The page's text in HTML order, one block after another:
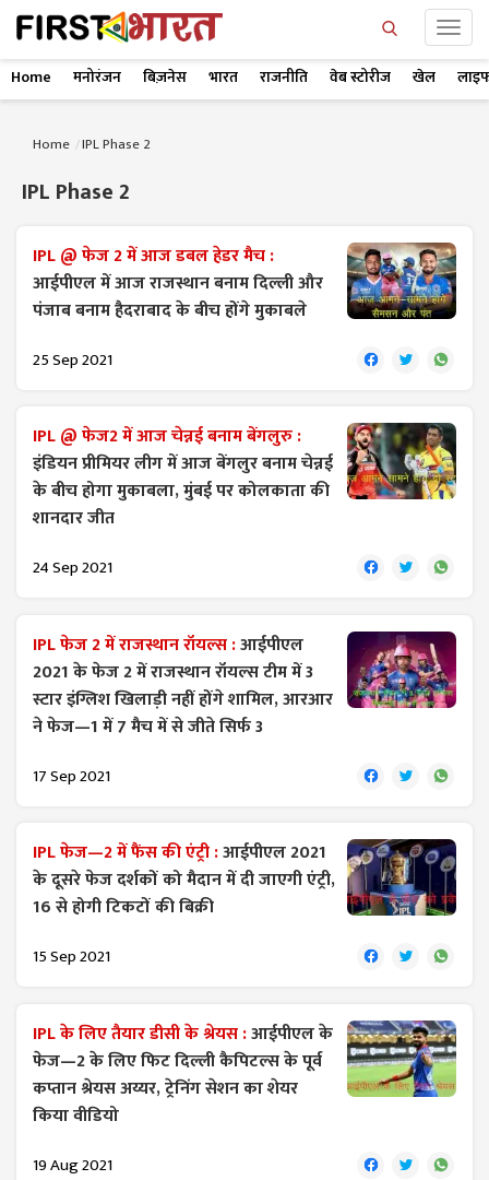
Home मनोरंजन बिज़नेस भारत राजनीति वेब स्टोरीज खेल
Home IPL Phase 2
IPL Phase 2
IPL @ फेज 2 में आज डबल हेडर मैच :
आईपीएल में आज राजस्थान बनाम दिल्ली और
पंजाब बनाम हैदराबाद के बीच होंगे मुकाबले
25 Sep 2021
IPL @ फेज2 में आज चेन्नई बनाम बेंगलुरु :
इंडियन प्रीमियर लीग में आज बेंगलुर बनाम चेन्नई
के बीच होगा मुकाबला, मुंबई पर कोलकाता की
शानदार जीत
24 Sep 2021
IPL फेज 2 में राजस्थान रॉयल्स :आईपीएल
2021 के फेज 2 में राजस्थान रॉयल्स टीम में 3
स्टार इंग्लिश खिलाड़ी नहीं होंगे शामिल, आरआर
ने फेज—1 में 7 मैच में से जीते सिर्फ 3
17 Sep 2021
IPL फेज—2 में फैंस की एंट्री :आईपीएल 2021
के दूसरे फेज दर्शकों को मैदान में दी जाएगी एंट्री,
16 से होगी टिकटों की बिक्री
15 Sep 2021
IPL के लिए तैयार डीसी के श्रेयस :आईपीएल के
फेज—2 के लिए फिट दिल्ली कैपिटल्स के पूर्व
कप्तान श्रेयस अय्यर, ट्रेनिंग सेशन का शेयर
किया वीडियो
19 Aug 2021